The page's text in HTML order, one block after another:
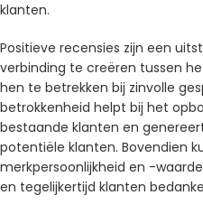
klanten.
Positieve recensies zijn een
verbinding te creëren tussen
hen te betrekken bij zinvolle
betrokkenheid helpt bij het
bestaande klanten en
potentiële klanten. Bovendien
merkpersoonlijkheid en -
en tegelijkertijd klanten